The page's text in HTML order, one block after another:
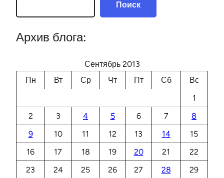
Поиск
Архив блога:
Сентябрь 2013
Пн
Вт Ср Чт Пт Сб
Вс
1
2
3 4 5 6 7
8
9
10 11 12 13 14
15
16
17 18 19 20 21
22
23
24 25 26 27 28
29